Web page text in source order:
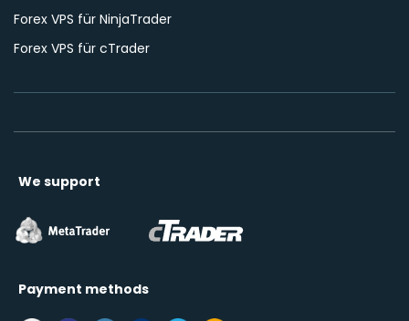
Forex VPS für NinjaTrader
Forex VPS für cTrader
We support
Payment methods